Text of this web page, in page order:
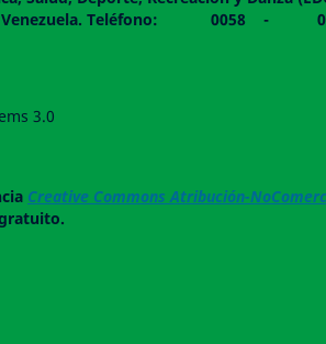
Aragua. Venezuela. Teléfono:
3.0
Creative Commons Atribución-